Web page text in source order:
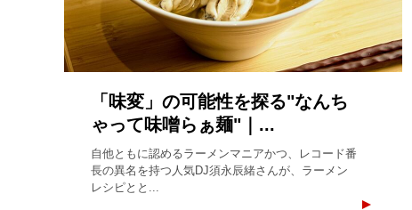
「味変」の可能性を探る"なんち
ゃって味噌らぁ麺"｜...
自他ともに認めるラーメンマニアかつ、レコード番
長の異名を持つ人気DJ須永辰緒さんが、ラーメン
レシピとと...